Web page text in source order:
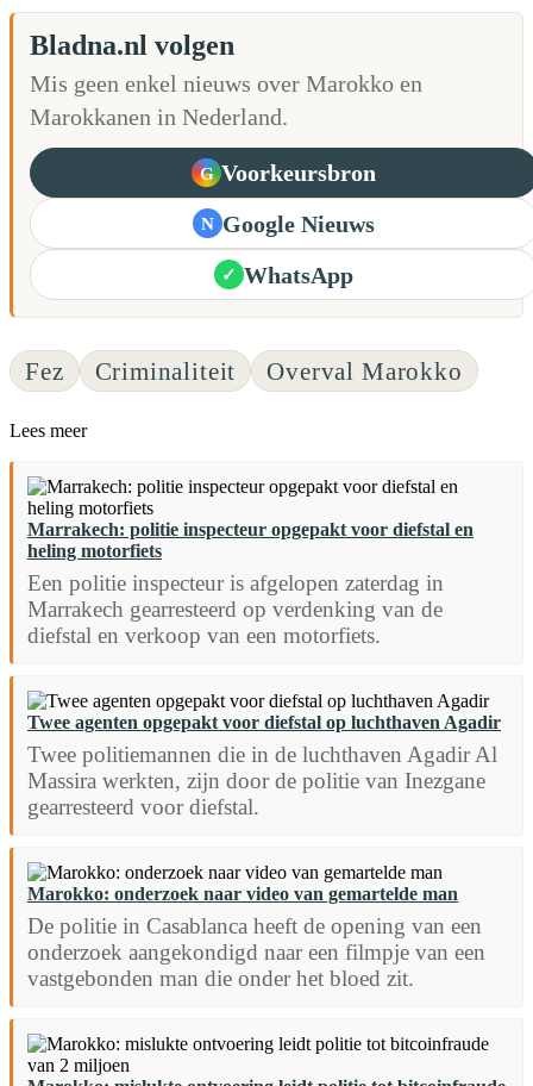
Bladna.nl volgen
Mis geen enkel nieuws over Marokko en
Marokkanen in Nederland.
G Voorkeursbron
N Google Nieuws
✓ WhatsApp
Fez Criminaliteit Overval Marokko
Lees meer
Marrakech: politie inspecteur opgepakt voor diefstal en
heling motorfiets
Een politie inspecteur is afgelopen zaterdag in
Marrakech gearresteerd op verdenking van de
diefstal en verkoop van een motorfiets.
Twee agenten opgepakt voor diefstal op luchthaven Agadir
Twee politiemannen die in de luchthaven Agadir Al
Massira werkten, zijn door de politie van Inezgane
gearresteerd voor diefstal.
Marokko: onderzoek naar video van gemartelde man
De politie in Casablanca heeft de opening van een
onderzoek aangekondigd naar een filmpje van een
vastgebonden man die onder het bloed zit.